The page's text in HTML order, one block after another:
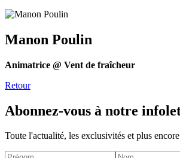
Manon Poulin
Animatrice @ Vent de fraîcheur
Retour
Abonnez-vous à notre
Toute l'actualité, les exclusivités et plus